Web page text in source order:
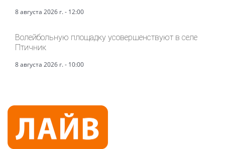
8 августа 2026 г. - 12:00
Волейбольную площадку усовершенствуют в селе
Птичник
8 августа 2026 г. - 10:00